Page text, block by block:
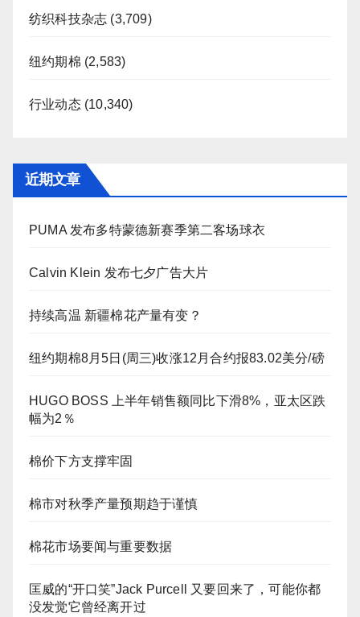
纺织科技杂志 (3,709)
纽约期棉 (2,583)
行业动态(10,340)
近期文章
PUMA 发布多特蒙德新赛季第二客场球衣
Calvin Klein 发布七夕广告大片
持续高温 新疆棉花产量有变？
纽约期棉8月5日(周三)收涨12月合约报83.02美分/磅
HUGO BOSS 上半年销售额同比下滑8%，亚太区跌
幅为2％
棉价下方支撑牢固
棉市对秋季产量预期趋于谨慎
棉花市场要闻与重要数据
匡威的“开口笑”Jack Purcell 又要回来了，可能你都
没发觉它曾经离开过